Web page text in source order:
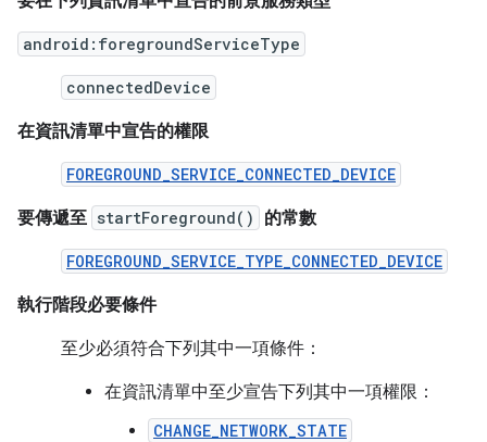
android:foregroundServiceType
connectedDevice
在資訊清單中宣告的權限
FOREGROUND_SERVICE_CONNECTED_DEVICE
要傳遞至 startForeground() 的常數
FOREGROUND_SERVICE_TYPE_CONNECTED_DEVICE
執行階段必要條件
至少必須符合下列其中一項條件：
在資訊清單中至少宣告下列其中一項權限：
CHANGE_NETWORK_STATE